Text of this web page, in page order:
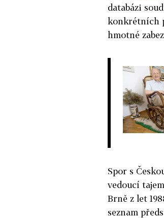
databázi
konkrétních
hmotné
Spor s
vedoucí
Brně z let
seznam